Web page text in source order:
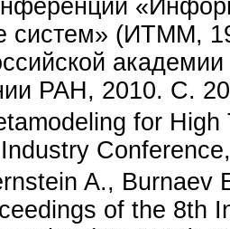
систем» (ИТММ,
РАН, 2010. С.
for
A., Burnaev
of the 8th